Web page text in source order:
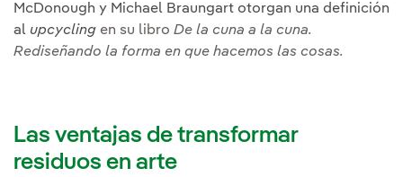
McDonough y Michael Braungart otorgan una definición
al upcycling en su libro De la cuna a la cuna.
Rediseñando la forma en que hacemos las cosas.
Las ventajas de transformar
residuos en arte